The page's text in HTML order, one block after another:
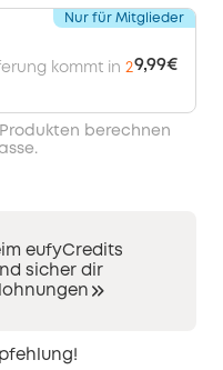
kommt in 29,99€
Nur für Mitglieder
berechnen
eufyCredits
sicher dir